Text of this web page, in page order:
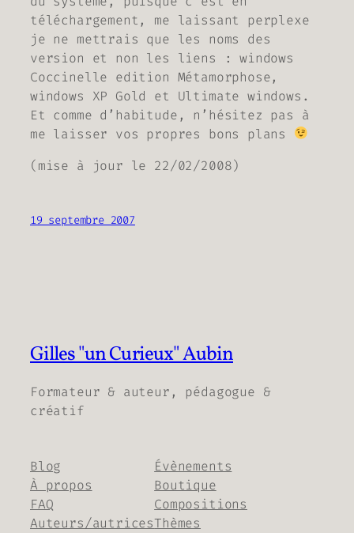
téléchargement, me laissant perplexe
je ne mettrais que les noms des
version et non les liens : windows
Coccinelle edition Métamorphose,
windows XP Gold et Ultimate windows.
Et comme d’habitude, n’hésitez pas à
me laisser vos propres bons plans
(mise à jour le 22/02/2008)
19 septembre 2007
Gilles "un Curieux" Aubin
Formateur & auteur, pédagogue &
créatif
Blog
À propos
FAQ
Auteurs/autrices
Évènements
Boutique
Compositions
Thèmes